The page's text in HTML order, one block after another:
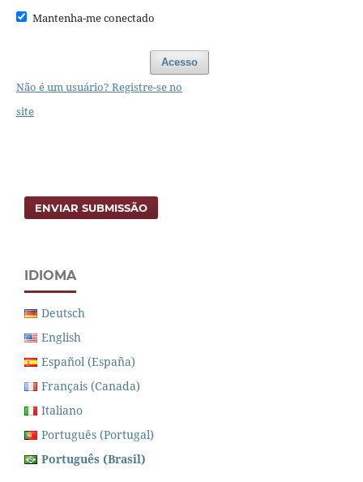
Mantenha-me conectado
Acesso
Não é um usuário? Registre-se no
site
ENVIAR SUBMISSÃO
IDIOMA
Deutsch
English
Español (España)
Français (Canada)
Italiano
Português (Portugal)
Português (Brasil)